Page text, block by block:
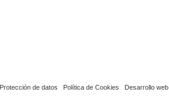
Protección de datos Política de Cookies Desarrollo web